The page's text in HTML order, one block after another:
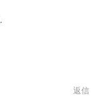
返信